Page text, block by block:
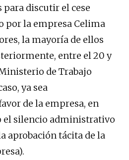
discutir el cese
por la empresa Celima
la mayoría de ellos
entre el 20 y
de Trabajo
ya sea
de la empresa, en
el silencio administrativo
aprobación tácita de la